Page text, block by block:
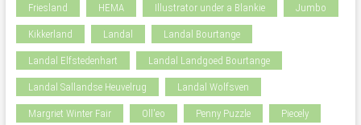
Friesland HEMA Illustrator under a Blankie Jumbo
Kikkerland Landal Landal Bourtange
Landal Elfstedenhart Landal Landgoed Bourtange
Landal Sallandse Heuvelrug Landal Wolfsven
Margriet Winter Fair Oll'eo Penny Puzzle Piecely